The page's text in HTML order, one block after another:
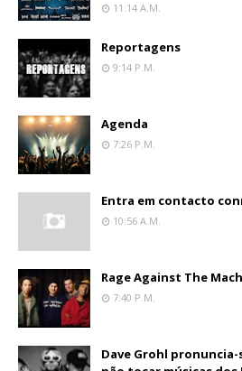
11:14 A.m.
Reportagens
9:14 P.m.
Agenda
7:26 P.m.
Entra em contacto
10:56 A.m.
Rage Against The
7:40 P.m.
Dave Grohl